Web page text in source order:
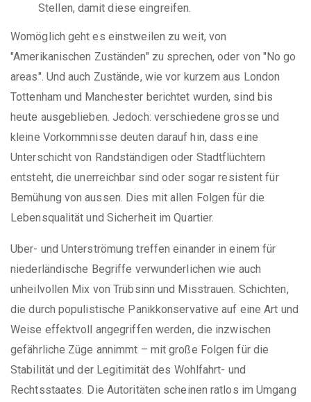
Stellen, damit diese eingreifen.
Womöglich geht es einstweilen zu weit, von
"Amerikanischen Zuständen" zu sprechen, oder von "No go
areas". Und auch Zustände, wie vor kurzem aus London
Tottenham und Manchester berichtet wurden, sind bis
heute ausgeblieben. Jedoch: verschiedene grosse und
kleine Vorkommnisse deuten darauf hin, dass eine
Unterschicht von Randständigen oder Stadtflüchtern
entsteht, die unerreichbar sind oder sogar resistent für
Bemühung von aussen. Dies mit allen Folgen für die
Lebensqualität und Sicherheit im Quartier.
Uber- und Unterströmung treffen einander in einem für
niederländische Begriffe verwunderlichen wie auch
unheilvollen Mix von Trübsinn und Misstrauen. Schichten,
die durch populistische Panikkonservative auf eine Art und
Weise effektvoll angegriffen werden, die inzwischen
gefährliche Züge annimmt – mit große Folgen für die
Stabilität und der Legitimität des Wohlfahrt- und
Rechtsstaates. Die Autoritäten scheinen ratlos im Umgang